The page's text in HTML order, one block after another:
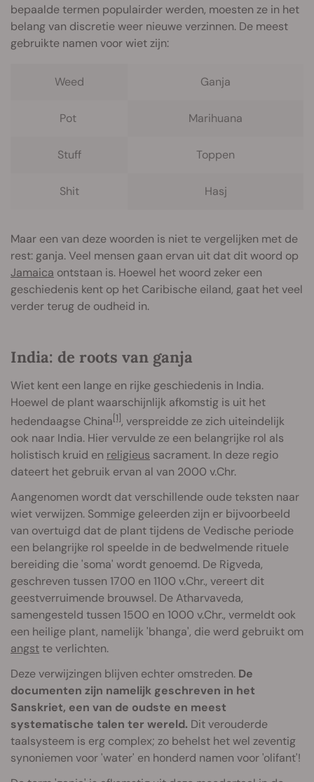
bepaalde termen populairder werden, moesten ze in het
belang van discretie weer nieuwe verzinnen. De meest
gebruikte namen voor wiet zijn:
Weed Ganja
Pot Marihuana
Stuff Toppen
Shit Hasj
Maar een van deze woorden is niet te vergelijken met de
rest: ganja. Veel mensen gaan ervan uit dat dit woord op
Jamaica ontstaan is. Hoewel het woord zeker een
geschiedenis kent op het Caribische eiland, gaat het veel
verder terug de oudheid in.
India: de roots van ganja
Wiet kent een lange en rijke geschiedenis in India.
Hoewel de plant waarschijnlijk afkomstig is uit het
hedendaagse China[1], verspreidde ze zich uiteindelijk
ook naar India. Hier vervulde ze een belangrijke rol als
holistisch kruid en religieus sacrament. In deze regio
dateert het gebruik ervan al van 2000 v.Chr.
Aangenomen wordt dat verschillende oude teksten naar
wiet verwijzen. Sommige geleerden zijn er bijvoorbeeld
van overtuigd dat de plant tijdens de Vedische periode
een belangrijke rol speelde in de bedwelmende rituele
bereiding die 'soma' wordt genoemd. De Rigveda,
geschreven tussen 1700 en 1100 v.Chr., vereert dit
geestverruimende brouwsel. De Atharvaveda,
samengesteld tussen 1500 en 1000 v.Chr., vermeldt ook
een heilige plant, namelijk 'bhanga', die werd gebruikt om
angstte verlichten.
Deze verwijzingen blijven echter omstreden. De
documenten zijn namelijk geschreven in het
Sanskriet, een van de oudste en meest
systematische talen ter wereld. Dit verouderde
taalsysteem is erg complex; zo behelst het wel zeventig
synoniemen voor 'water' en honderd namen voor 'olifant'!